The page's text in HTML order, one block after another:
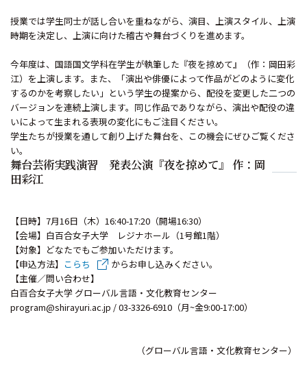
授業では学生同士が話し合いを重ねながら、演目、上演スタイル、上演
時期を決定し、上演に向けた稽古や舞台づくりを進めます。
今年度は、国語国文学科在学生が執筆した『夜を掠めて』（作：岡田彩
江）を上演します。また、「演出や俳優によって作品がどのように変化
するのかを考察したい」という学生の提案から、配役を変更した二つの
バージョンを連続上演します。同じ作品でありながら、演出や配役の違
いによって生まれる表現の変化にもご注目ください。
学生たちが授業を通して創り上げた舞台を、この機会にぜひご覧くださ
い。
舞台芸術実践演習 発表公演『夜を掠めて』 作：岡
田彩江
【日時】7月16日（木）16:40-17:20（開場16:30）
【会場】白百合女子大学 レジナホール（1号館1階）
【対象】どなたでもご参加いただけます。
【申込方法】 こらち
からお申し込みください。
【主催／問い合わせ】
白百合女子大学 グローバル言語・文化教育センター
program@shirayuri.ac.jp /03-3326-6910（月~金9:00-17:00）
（グローバル言語・文化教育センター）